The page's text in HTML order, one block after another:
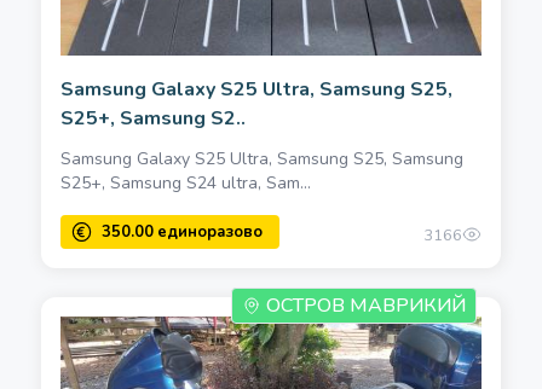
Samsung Galaxy S25 Ultra, Samsung S25,
S25+, Samsung S2..
Samsung Galaxy S25 Ultra, Samsung S25, Samsung
S25+, Samsung S24 ultra, Sam...
3166
ОСТРОВ МАВРИКИЙ